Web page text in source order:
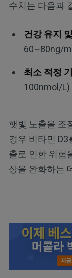
수치는 다음과
건강 유지
60~80ng/
최소 적정
100nmol/L)
햇빛 노출을 조
경우 비타민 D3
출로 인한 위험
상을 완화하는